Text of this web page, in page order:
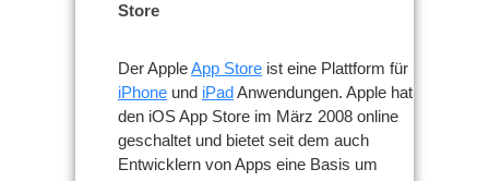
Store
Der AppleApp Store ist eine Plattform für
iPhone und iPadAnwendungen. Apple hat
den iOS App Store im März 2008 online
geschaltet und bietet seit dem auch
Entwicklern von Apps eine Basis um